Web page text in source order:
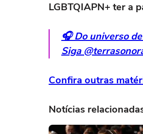
LGBTQIAPN+ ter a
🎧 Do universo
Siga
Confira outras
Notícias